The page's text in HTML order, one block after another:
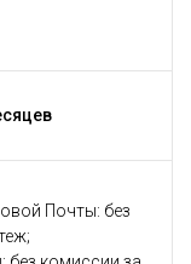
Почты: без